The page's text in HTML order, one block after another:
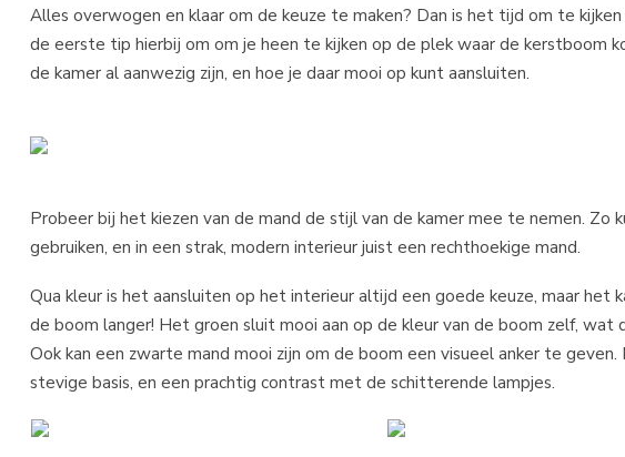
Alles overwogen en klaar om de keuze te maken? Dan is het tijd om te
de eerste tip hierbij om om je heen te kijken op de plek waar de kerstboom
de kamer al aanwezig zijn, en hoe je daar mooi op kunt aansluiten.
Probeer bij het kiezen van de mand de stijl van de kamer mee te nemen. Zo
gebruiken, en in een strak, modern interieur juist een rechthoekige mand.
Qua kleur is het aansluiten op het interieur altijd een goede keuze, maar het
de boom langer! Het groen sluit mooi aan op de kleur van de boom zelf,
Ook kan een zwarte mand mooi zijn om de boom een visueel anker te
stevige basis, en een prachtig contrast met de schitterende lampjes.